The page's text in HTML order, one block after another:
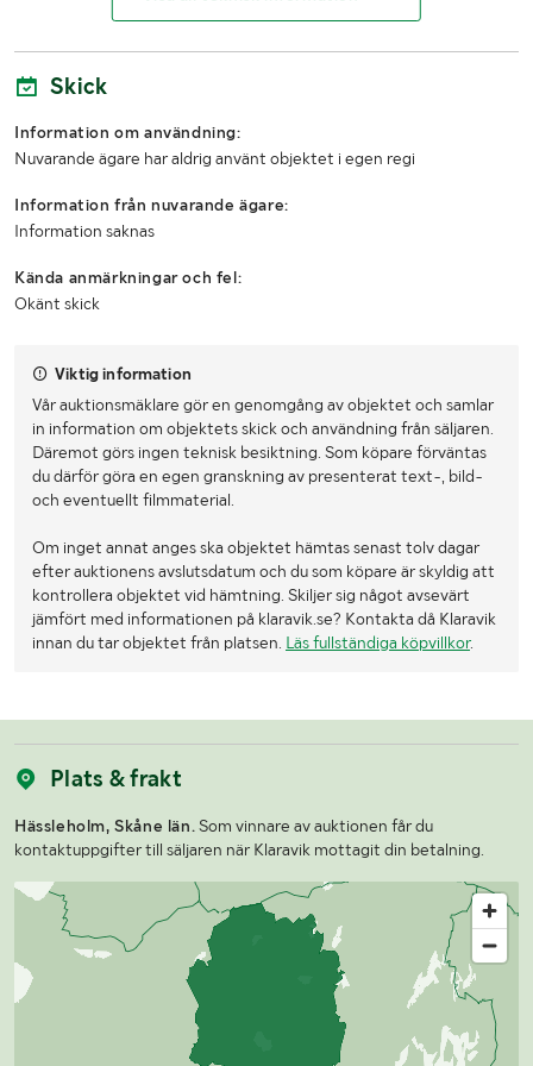
Skick
Information om användning:
Nuvarande ägare har aldrig använt objektet i egen regi
Information från nuvarande ägare:
Information saknas
Kända anmärkningar och fel:
Okänt skick
Viktig information
Vår auktionsmäklare gör en genomgång av objektet och samlar
in information om objektets skick och användning från säljaren.
Däremot görs ingen teknisk besiktning. Som köpare förväntas
du därför göra en egen granskning av presenterat text-, bild-
och eventuellt filmmaterial.
Om inget annat anges ska objektet hämtas senast tolv dagar
efter auktionens avslutsdatum och du som köpare är skyldig att
kontrollera objektet vid hämtning. Skiljer sig något avsevärt
jämfört med informationen på klaravik.se? Kontakta då Klaravik
innan du tar objektet från platsen. Läs fullständiga köpvillkor.
Plats & frakt
Hässleholm, Skåne län. Som vinnare av auktionen får du
kontaktuppgifter till säljaren när Klaravik mottagit din betalning.